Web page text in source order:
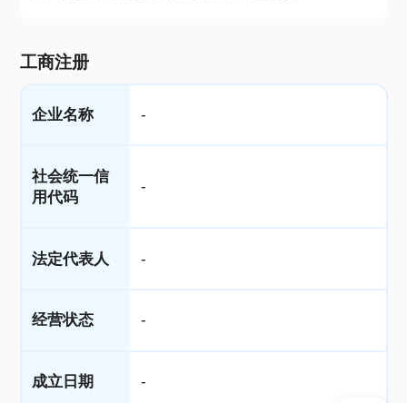
工商注册
企业名称 -
社会统一信
用代码
-
法定代表人 -
经营状态 -
成立日期 -